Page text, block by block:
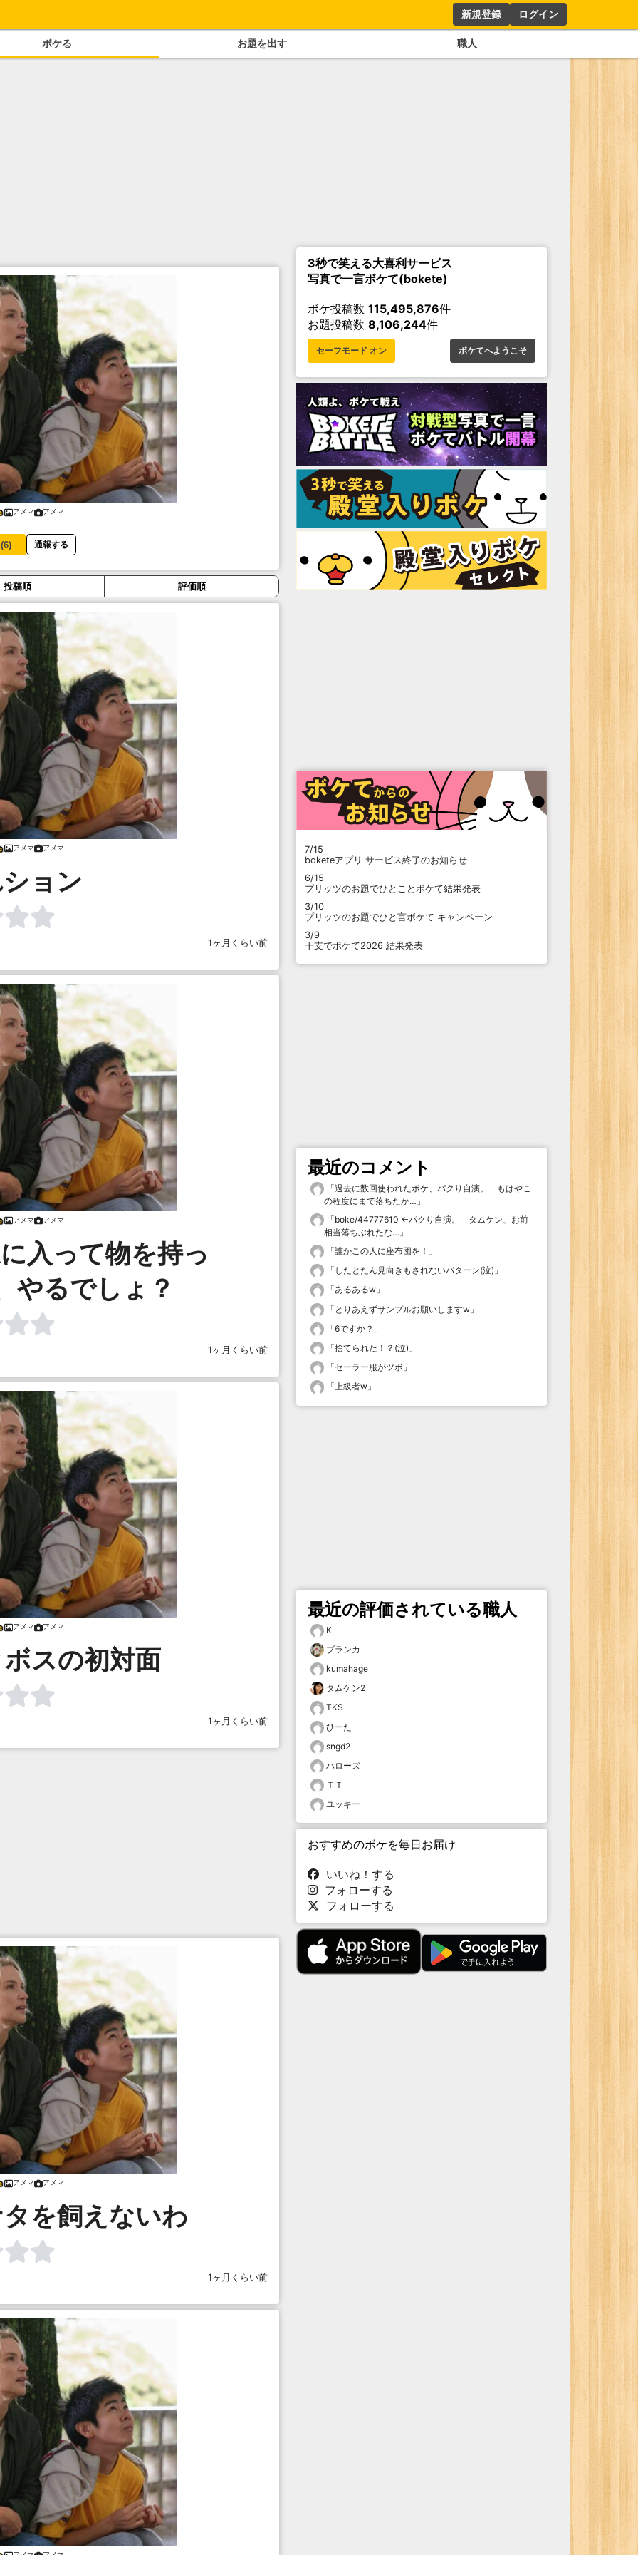
新規登録 ログイン
ボケる お題を出す 職人
アメマ アメマ
6) 通報する
投稿順 評価順
アメマ アメマ
ョン
1ヶ月くらい前
アメマ アメマ
入って物を持っ
やるでしょ？
1ヶ月くらい前
アメマ アメマ
スの初対面
1ヶ月くらい前
アメマ アメマ
を飼えないわ
1ヶ月くらい前
3秒で笑える大喜利サービス
写真で一言ボケて(bokete)
ボケ投稿数 115,495,876件
お題投稿数 8,106,244件
セーフモード オン ボケてへようこそ
7/15
boketeアプリ サービス終了のお知らせ
6/15
プリッツのお題でひとことボケて結果発表
3/10
プリッツのお題でひと言ボケて キャンペーン
3/9
干支でボケて2026 結果発表
最近のコメント
「過去に数回使われたボケ、パクり自演。 もはやこ
の程度にまで落ちたか… 」
「boke/44777610 ←パクり自演。 タムケン、お前
相当落ちぶれたな… 」
「誰かこの人に座布団を！ 」
「 したとたん見向きもされないパターン(泣) 」
「あるあるw 」
「 とりあえずサンプルお願いしますw 」
「6ですか？ 」
「捨てられた！？(泣) 」
「セーラー服がツボ 」
「上級者w 」
最近の評価されている職人
K
ブランカ
kumahage
タムケン2
TKS
ひーた
sngd2
ハローズ
ＴＴ
ユッキー
おすすめのボケを毎日お届け
いいね！する
フォローする
フォローする